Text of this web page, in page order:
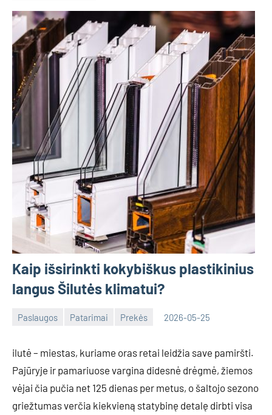
Kaip išsirinkti kokybiškus plastikinius
langus Šilutės klimatui?
Paslaugos Patarimai Prekės 2026-05-25
ilutė – miestas, kuriame oras retai leidžia save pamiršti.
Pajūryje ir pamariuose vargina didesnė drėgmė, žiemos
vėjai čia pučia net 125 dienas per metus, o šaltojo sezono
griežtumas verčia kiekvieną statybinę detalę dirbti visa